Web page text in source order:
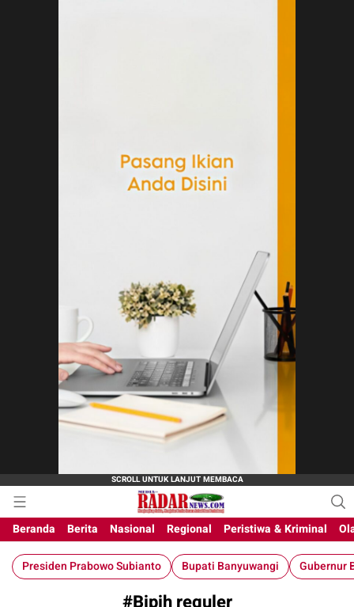
M-Radar News
media online
Beranda
Berita Nasional Regional Peristiwa & Kriminal
Presiden Prabowo Subianto Bupati Banyuwangi Gubernur